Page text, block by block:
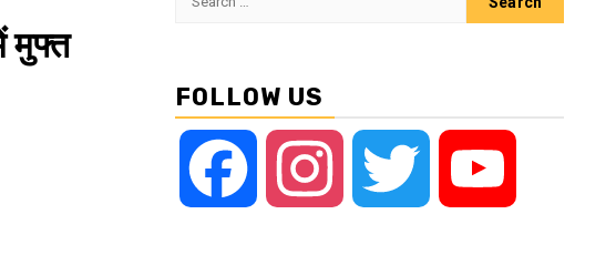
मुफ्त
FOLLOW US
Facebook Instagram Twitter